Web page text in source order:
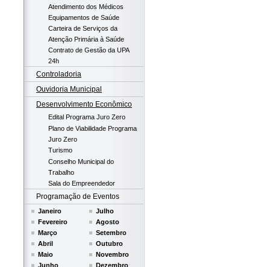
Atendimento dos Médicos
Equipamentos de Saúde
Carteira de Serviços da
Atenção Primária à Saúde
Contrato de Gestão da UPA
24h
Controladoria
Ouvidoria Municipal
Desenvolvimento Econômico
Edital Programa Juro Zero
Plano de Viabilidade Programa
Juro Zero
Turismo
Conselho Municipal do
Trabalho
Sala do Empreendedor
Programação de Eventos
Janeiro
Fevereiro
Março
Abril
Maio
Junho
Julho
Agosto
Setembro
Outubro
Novembro
Dezembro